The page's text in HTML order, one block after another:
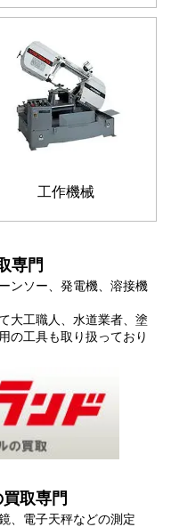
工作機械
専門
ンソー、発電機、溶接機
大工職人、水道業者、塗
の工具も取り扱っており
取専門
、電子天秤などの測定